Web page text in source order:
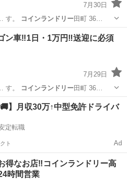
7月30日
す。 コインランドリー田町 36…
その他 コインランドリー
ン車‼️1日・1万円‼️送迎に必須
7月29日
す。 コインランドリー田町 36…
の他 コインランドリー
】月収30万↑中型免許ドライバ
定転職
ト Ad
得なお店‼️コインランドリー高
時間営業